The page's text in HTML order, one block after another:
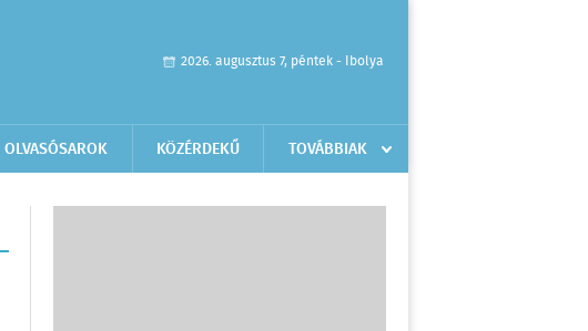
2026. augusztus 7, péntek - Ibolya
OLVASÓSAROK KÖZÉRDEKŰ TOVÁBBIAK